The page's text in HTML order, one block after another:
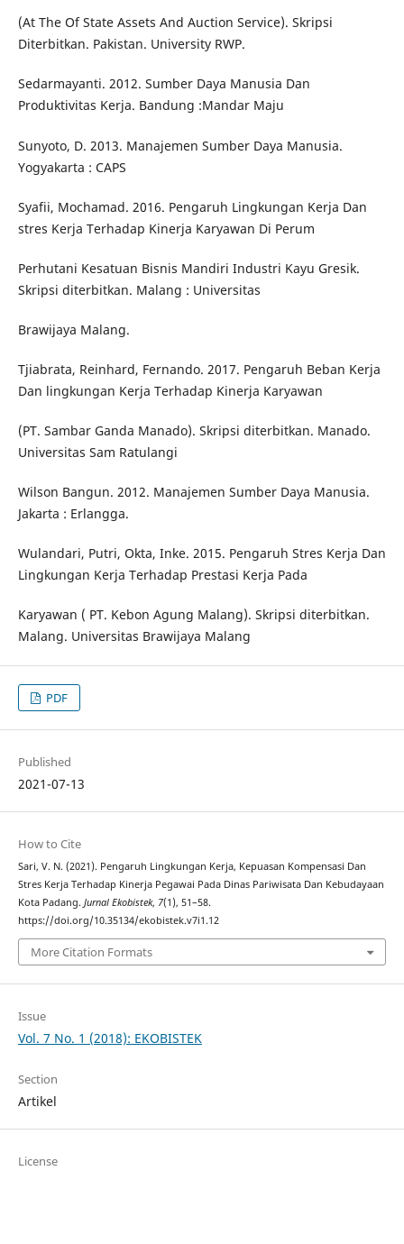
(At The Of State Assets And Auction Service). Skripsi
Diterbitkan. Pakistan. University RWP.
Sedarmayanti. 2012. Sumber Daya Manusia Dan
Produktivitas Kerja. Bandung :Mandar Maju
Sunyoto, D. 2013. Manajemen Sumber Daya Manusia.
Yogyakarta : CAPS
Syafii, Mochamad. 2016. Pengaruh Lingkungan Kerja Dan
stres Kerja Terhadap Kinerja Karyawan Di Perum
Perhutani Kesatuan Bisnis Mandiri Industri Kayu Gresik.
Skripsi diterbitkan. Malang : Universitas
Brawijaya Malang.
Tjiabrata, Reinhard, Fernando. 2017. Pengaruh Beban Kerja
Dan lingkungan Kerja Terhadap Kinerja Karyawan
(PT. Sambar Ganda Manado). Skripsi diterbitkan. Manado.
Universitas Sam Ratulangi
Wilson Bangun. 2012. Manajemen Sumber Daya Manusia.
Jakarta : Erlangga.
Wulandari, Putri, Okta, Inke. 2015. Pengaruh Stres Kerja Dan
Lingkungan Kerja Terhadap Prestasi Kerja Pada
Karyawan ( PT. Kebon Agung Malang). Skripsi diterbitkan.
Malang. Universitas Brawijaya Malang
PDF
Published
2021-07-13
How to Cite
Sari, V. N. (2021). Pengaruh Lingkungan Kerja, Kepuasan Kompensasi Dan
Stres Kerja Terhadap Kinerja Pegawai Pada Dinas Pariwisata Dan Kebudayaan
Kota Padang. Jurnal Ekobistek, 7(1), 51–58.
https://doi.org/10.35134/ekobistek.v7i1.12
More Citation Formats
Issue
Vol. 7 No. 1 (2018): EKOBISTEK
Section
Artikel
License